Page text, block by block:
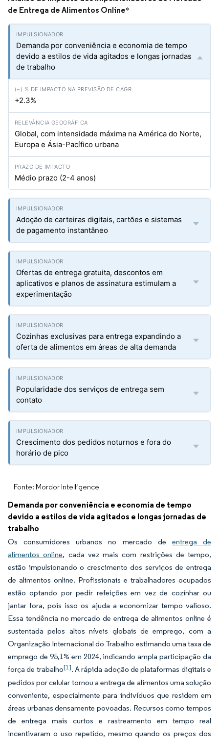
de Entrega de Alimentos Online*
Demanda por conveniência e economia de tempo
devido a estilos de vida agitados e longas jornadas
de trabalho
+2.3%
Global, com intensidade máxima na América do Norte,
Europa e Ásia-Pacífico urbana
Médio prazo (2-4 anos)
Adoção de carteiras digitais, cartões e sistemas
de pagamento instantâneo
Ofertas de entrega gratuita, descontos em
aplicativos e planos de assinatura estimulam a
experimentação
Cozinhas exclusivas para entrega expandindo a
oferta de alimentos em áreas de alta demanda
Popularidade dos serviços de entrega sem
contato
Crescimento dos pedidos noturnos e fora do
horário de pico
Fonte: Mordor Intelligence
Demanda por conveniência e economia de tempo
devido a estilos de vida agitados e longas jornadas de
trabalho
Os consumidores urbanos no mercado de entrega de
alimentos online, cada vez mais com restrições de tempo,
estão impulsionando o crescimento dos serviços de entrega
de alimentos online. Profissionais e trabalhadores ocupados
estão optando por pedir refeições em vez de cozinhar ou
jantar fora, pois isso os ajuda a economizar tempo valioso.
Essa tendência no mercado de entrega de alimentos online é
sustentada pelos altos níveis globais de emprego, com a
Organização Internacional do Trabalho estimando uma taxa de
emprego de 95,1% em 2024, indicando ampla participação da
força de trabalho[1]. A rápida adoção de plataformas digitais e
pedidos por celular tornou a entrega de alimentos uma solução
conveniente, especialmente para indivíduos que residem em
áreas urbanas densamente povoadas. Recursos como tempos
de entrega mais curtos e rastreamento em tempo real
incentivaram o uso repetido, mesmo quando os preços dos